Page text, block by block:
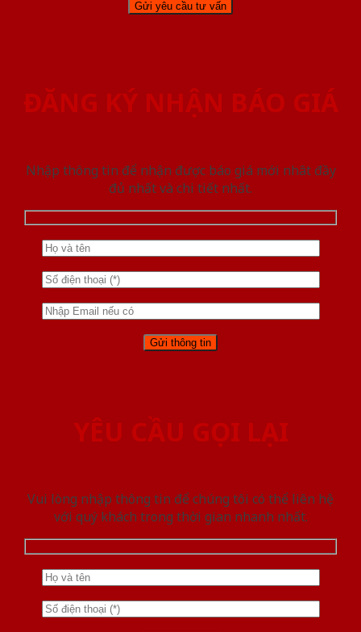
ĐĂNG KÝ NHẬN BÁO GIÁ
Nhập thông tin để nhận được báo giá mới nhât đầy
đủ nhất và chi tiết nhất.
YÊU CẦU GỌI LẠI
Vui lòng nhập thông tin để chúng tôi có thể liên hệ
với quý khách trong thời gian nhanh nhất.